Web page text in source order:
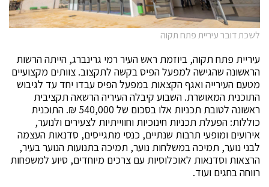
לשכת דובר עיריית פתח תקוה
עיריית פתח תקוה, ביוזמת ראש העיר רמי גרינברג, הייתה הרשות
הראשונה שהגישה למפעל הפיס בקשה לתקצוב. צוותים מקצועיים
מטעם העירייה ואגף הקצאות במפעל הפיס עבדו יחד עד לגיבוש
התוכנית המאושרת. השבוע קיבלה העיריה הרשאה תקציבית
ראשונה לטובת תכניות אלו בסכום של 540,000 ₪. התוכנית
כוללות: הפעלת תכניות חינוכיות וחווייתיות לצעירים ולנוער,
אירועים ומופעי תרבות שנתיים, כנסי מתגייסים, סדנאות העצמה
לבני נוער, תמיכה במשלחות נוער, תמיכה בתנועות הנוער בעיר,
הרצאות וסדנאות לאוכלוסיות עם צרכים מיוחדים, סיוע למשפחות
רווחה בחגים ועוד.